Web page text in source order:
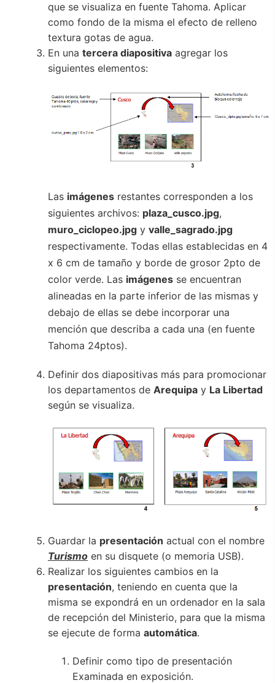
que se visualiza en fuente Tahoma. Aplicar
como fondo de la misma el efecto de relleno
textura gotas de agua.
En una tercera diapositiva agregar los
siguientes elementos:
Las imágenes restantes corresponden a los
siguientes archivos: plaza_cusco.jpg,
muro_ciclopeo.jpg y valle_sagrado.jpg
respectivamente. Todas ellas establecidas en 4
x 6 cm de tamaño y borde de grosor 2pto de
color verde. Las imágenes se encuentran
alineadas en la parte inferior de las mismas y
debajo de ellas se debe incorporar una
mención que describa a cada una (en fuente
Tahoma 24ptos).
Definir dos diapositivas más para promocionar
los departamentos de Arequipa y La Libertad
según se visualiza.
Guardar la presentación actual con el nombre
Turismo en su disquete (o memoria USB).
Realizar los siguientes cambios en la
presentación, teniendo en cuenta que la
misma se expondrá en un ordenador en la sala
de recepción del Ministerio, para que la misma
se ejecute de forma automática.
Definir como tipo de presentación
Examinada en exposición.